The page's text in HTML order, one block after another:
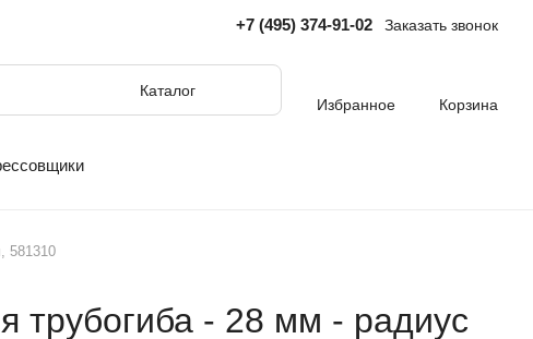
+7 (495) 374-91-02 Заказать звонок
Каталог
Избранное
Корзина
581310
трубогиба - 28 мм - радиус